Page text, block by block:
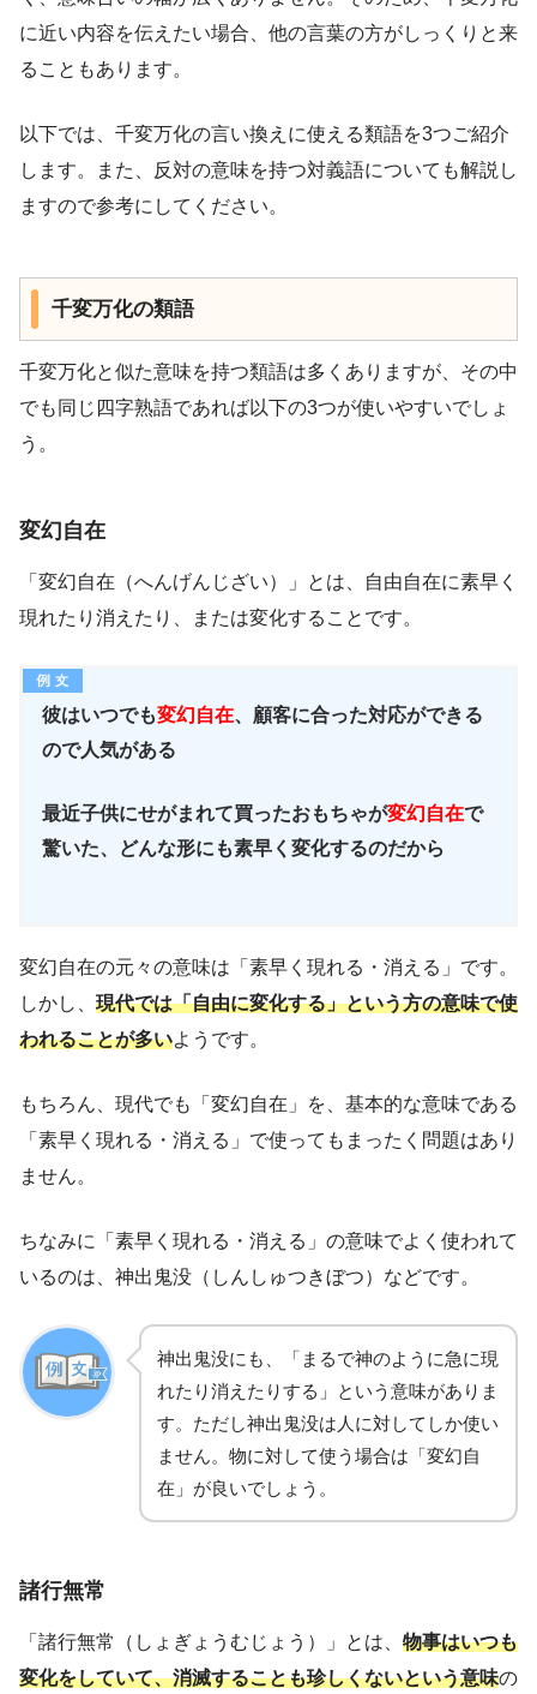
に近い内容を伝えたい場合、他の言葉の方がしっくりと来
ることもあります。
以下では、千変万化の言い換えに使える類語を3つご紹介
します。また、反対の意味を持つ対義語についても解説し
ますので参考にしてください。
千変万化の類語
千変万化と似た意味を持つ類語は多くありますが、その中
でも同じ四字熟語であれば以下の3つが使いやすいでしょ
う。
変幻自在
「変幻自在（へんげんじざい）」とは、自由自在に素早く
現れたり消えたり、または変化することです。
彼はいつでも変幻自在、顧客に合った対応ができる
ので人気がある
最近子供にせがまれて買ったおもちゃが変幻自在で
驚いた、どんな形にも素早く変化するのだから
変幻自在の元々の意味は「素早く現れる・消える」です。
しかし、 現代では「自由に変化する」という方の意味で使
われることが多いようです。
もちろん、現代でも「変幻自在」を、基本的な意味である
「素早く現れる・消える」で使ってもまったく問題はあり
ません。
ちなみに「素早く現れる・消える」の意味でよく使われて
いるのは、神出鬼没（しんしゅつきぼつ）などです。
神出鬼没にも、「まるで神のように急に現
れたり消えたりする」という意味がありま
す。ただし神出鬼没は人に対してしか使い
ません。物に対して使う場合は「変幻自
在」が良いでしょう。
諸行無常
「諸行無常（しょぎょうむじょう）」とは、 物事はいつも
変化をしていて、消滅することも珍しくないという意味の